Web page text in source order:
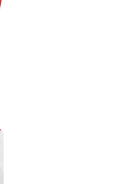
Israel
interior